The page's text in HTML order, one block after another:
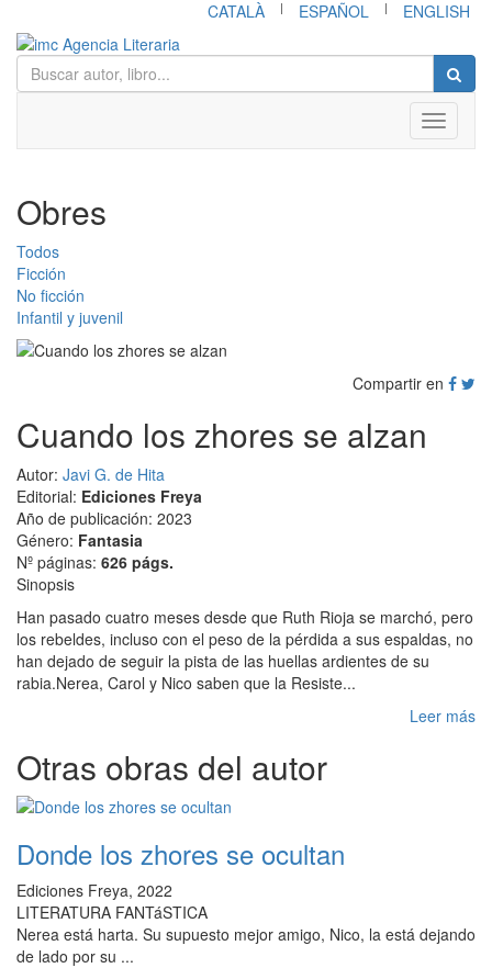
CATALÀ | ESPAÑOL | ENGLISH
Toggle
Obres
Todos
Ficción
No ficción
Infantil y juvenil
Compartir en
Cuando los zhores se alzan
Autor: Javi G. de Hita
Editorial: Ediciones Freya
Año de publicación: 2023
Género: Fantasia
Nº páginas: 626 págs.
Sinopsis
Han pasado cuatro meses desde que Ruth Rioja se marchó, pero
los rebeldes, incluso con el peso de la pérdida a sus espaldas, no
han dejado de seguir la pista de las huellas ardientes de su
rabia.Nerea, Carol y Nico saben que la Resiste...
Leer más
Otras obras del autor
Donde los zhores se ocultan
Ediciones Freya, 2022
LITERATURA FANTáSTICA
Nerea está harta. Su supuesto mejor amigo, Nico, la está dejando
de lado por su ...